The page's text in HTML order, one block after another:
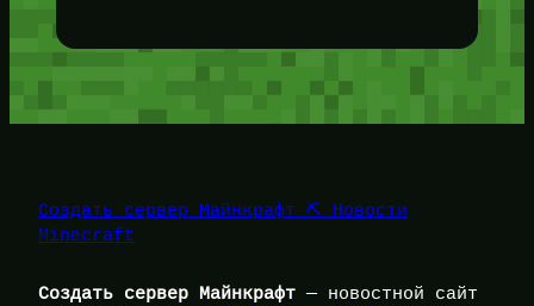
Создать сервер Майнкрафт ⛏️ Новости
Minecraft
Создать сервер Майнкрафт — новостной сайт